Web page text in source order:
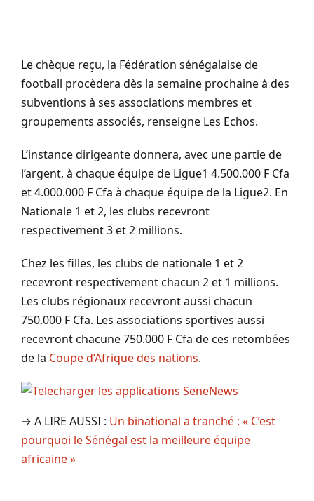
Le chèque reçu, la Fédération sénégalaise de
football procèdera dès la semaine prochaine à des
subventions à ses associations membres et
groupements associés, renseigne Les Echos.
L’instance dirigeante donnera, avec une partie de
l’argent, à chaque équipe de Ligue1 4.500.000 F Cfa
et 4.000.000 F Cfa à chaque équipe de la Ligue2. En
Nationale 1 et 2, les clubs recevront
respectivement 3 et 2 millions.
Chez les filles, les clubs de nationale 1 et 2
recevront respectivement chacun 2 et 1 millions.
Les clubs régionaux recevront aussi chacun
750.000 F Cfa. Les associations sportives aussi
recevront chacune 750.000 F Cfa de ces retombées
de la Coupe d’Afrique des nations.
→ A LIRE AUSSI : Un binational a tranché : « C’est
pourquoi le Sénégal est la meilleure équipe
africaine »